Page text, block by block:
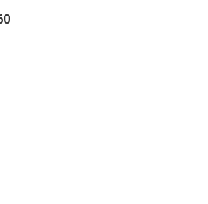
TO-3P Tháo máy số